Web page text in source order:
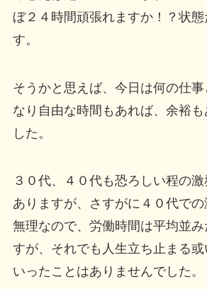
ぼ２４時間頑張れますか！？状態
す。
そうかと思えば、今日は何の仕
なり自由な時間もあれば、余裕も
した。
３０代、４０代も恐ろしい程の
ありますが、さすがに４０代で
無理なので、労働時間は平均並み
すが、それでも人生立ち止まる或
いったことはありませんでした。